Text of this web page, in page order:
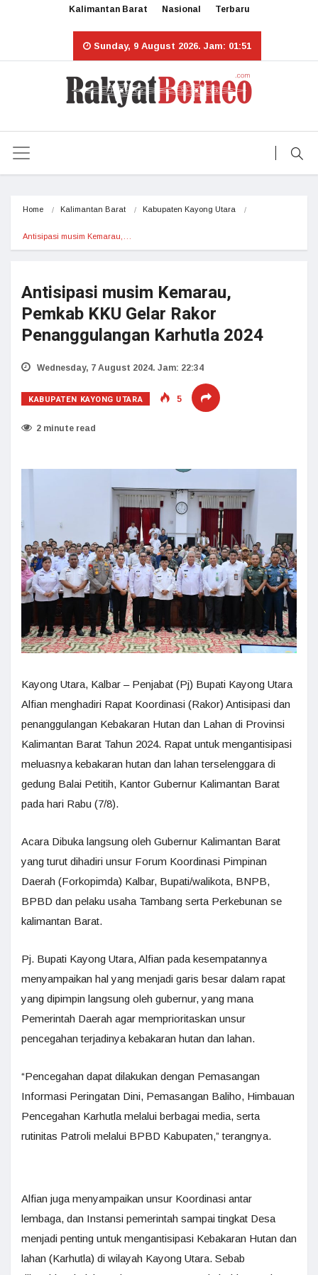
Kalimantan Barat Nasional Terbaru
Sunday, 9 August 2026. Jam: 01:51
Home Kalimantan Barat Kabupaten Kayong Utara
Antisipasi musim Kemarau,…
Antisipasi musim Kemarau,
Pemkab KKU Gelar Rakor
Penanggulangan Karhutla 2024
Wednesday, 7 August 2024. Jam: 22:34
KABUPATEN KAYONG UTARA 5
2 minute read
Kayong Utara, Kalbar – Penjabat (Pj) Bupati Kayong Utara
Alfian menghadiri Rapat Koordinasi (Rakor) Antisipasi dan
penanggulangan Kebakaran Hutan dan Lahan di Provinsi
Kalimantan Barat Tahun 2024. Rapat untuk mengantisipasi
meluasnya kebakaran hutan dan lahan terselenggara di
gedung Balai Petitih, Kantor Gubernur Kalimantan Barat
pada hari Rabu (7/8).
Acara Dibuka langsung oleh Gubernur Kalimantan Barat
yang turut dihadiri unsur Forum Koordinasi Pimpinan
Daerah (Forkopimda) Kalbar, Bupati/walikota, BNPB,
BPBD dan pelaku usaha Tambang serta Perkebunan se
kalimantan Barat.
Pj. Bupati Kayong Utara, Alfian pada kesempatannya
menyampaikan hal yang menjadi garis besar dalam rapat
yang dipimpin langsung oleh gubernur, yang mana
Pemerintah Daerah agar memprioritaskan unsur
pencegahan terjadinya kebakaran hutan dan lahan.
“Pencegahan dapat dilakukan dengan Pemasangan
Informasi Peringatan Dini, Pemasangan Baliho, Himbauan
Pencegahan Karhutla melalui berbagai media, serta
rutinitas Patroli melalui BPBD Kabupaten,” terangnya.
Alfian juga menyampaikan unsur Koordinasi antar
lembaga, dan Instansi pemerintah sampai tingkat Desa
menjadi penting untuk mengantisipasi Kebakaran Hutan dan
lahan (Karhutla) di wilayah Kayong Utara. Sebab